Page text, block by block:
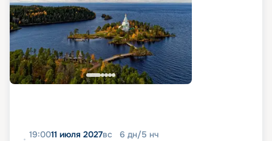
19:0011 июля 2027вс 6 дн/5 нч